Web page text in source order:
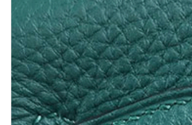
6032483/kengät alkaen PUMA
Tarjouspyyntö